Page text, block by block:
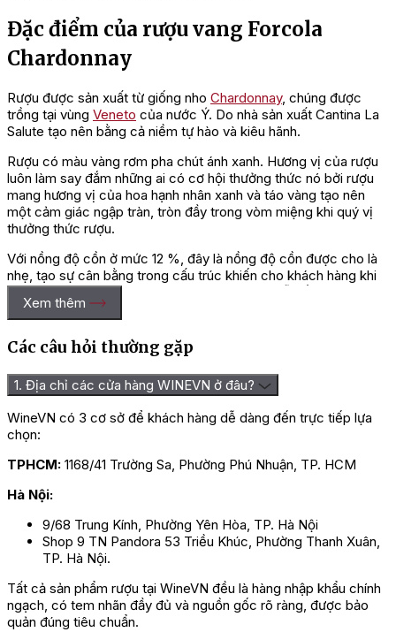
Đặc điểm của rượu vang Forcola
Chardonnay
Rượu được sản xuất từ giống nho Chardonnay, chúng được
trồng tại vùng Veneto của nước Ý. Do nhà sản xuất Cantina La
Salute tạo nên bằng cả niềm tự hào và kiêu hãnh.
Rượu có màu vàng rơm pha chút ánh xanh. Hương vị của rượu
luôn làm say đắm những ai có cơ hội thưởng thức nó bởi rượu
mang hương vị của hoa hạnh nhân xanh và táo vàng tạo nên
một cảm giác ngập tràn, tròn đầy trong vòm miệng khi quý vị
thưởng thức rượu.
Với nồng độ cồn ở mức 12 %, đây là nồng độ cồn được cho là
nhẹ, tạo sự cân bằng trong cấu trúc khiến cho khách hàng khi
thưởng thức rượu sẽ có cảm giác êm dịu và dễ uống.
Chardonnay
Nhà sản xuất Cantina La Salute được đánh giá là nhà sản xuất
khó tính khi có sự tỉ mỉ, kỹ lưỡng trong từng khâu, từng công
đoạn khi sản xuất ra Forcola Chardonnay. Sau khi nho đạt tiêu
phương pháp thủ công bằng tay. Sau đó nho sẽ được lựa chọn
thùng gỗ sồi của Pháp trong một thời gian nhất định. Khi đã đạt
yêu cầu rượu sẽ được đóng chai và đem đi tiêu thụ ngoài thị
trường.
Thưởng thức rượu vang Forcola
Chardonnay
Xem thêm
Các câu hỏi thường gặp
1. Địa chỉ các cửa hàng WINEVN ở đâu?
WineVN có 3 cơ sở để khách hàng dễ dàng đến trực tiếp lựa
chọn:
TPHCM: 1168/41 Trường Sa, Phường Phú Nhuận, TP. HCM
Hà Nội:
9/68 Trung Kính, Phường Yên Hòa, TP. Hà Nội
Shop 9 TN Pandora 53 Triều Khúc, Phường Thanh Xuân,
TP. Hà Nội.
Tất cả sản phẩm rượu tại WineVN đều là hàng nhập khẩu chính
ngạch, có tem nhãn đầy đủ và nguồn gốc rõ ràng, được bảo
quản đúng tiêu chuẩn.